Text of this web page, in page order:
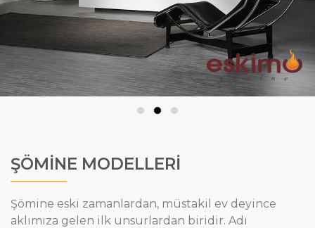
ŞÖMİNE MODELLERİ
Şömine eski zamanlardan, müstakil ev deyince
aklımıza gelen ilk unsurlardan biridir. Adı